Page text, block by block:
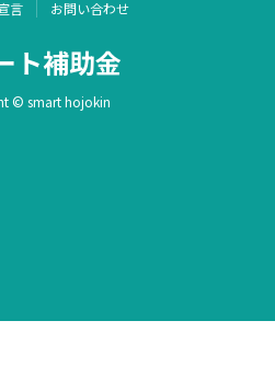
言
お問い合わせ
ト補助金
© smart hojokin